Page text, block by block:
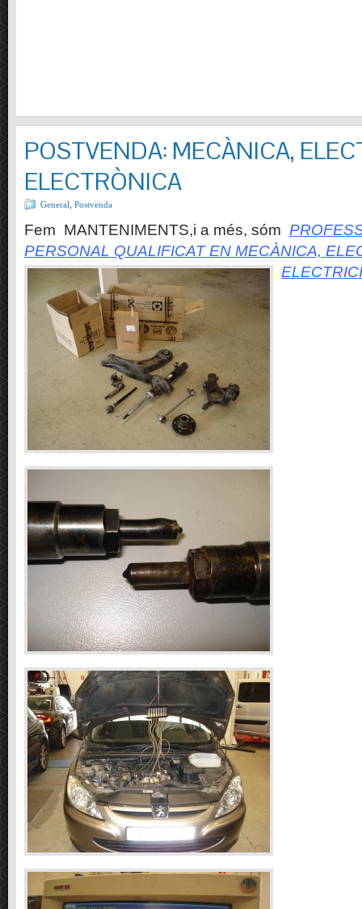
POSTVENDA: MECÀNICA,
ELECTRÒNICA
General Postvenda
Fem MANTENIMENTS,i a més, sóm
PERSONAL QUALIFICAT EN MECÀNICA,